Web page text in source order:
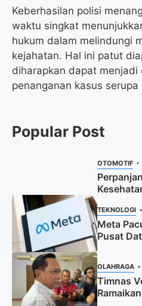
Keberhasilan polisi
waktu singkat
hukum dalam melindungi
kejahatan. Hal ini patut
diharapkan dapat menjadi
penanganan kasus
Popular Post
OTOMOTIF
TEKNOLOGI
Meta
Pusat
OLAHRAGA
Timnas